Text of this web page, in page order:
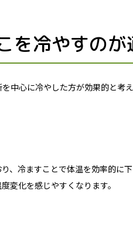
を冷やすのが
中心に冷やした方が効果的と考
、冷ますことで体温を効率的に
変化を感じやすくなります。